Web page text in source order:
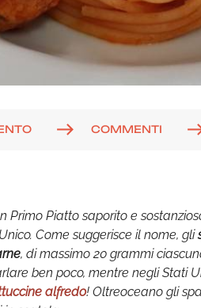
COMMENTI
Primo Piatto saporito e
Come suggerisce il nome, gli
, di massimo 20 grammi
ben poco, mentre negli Stati
alfredo! Oltreoceano gli